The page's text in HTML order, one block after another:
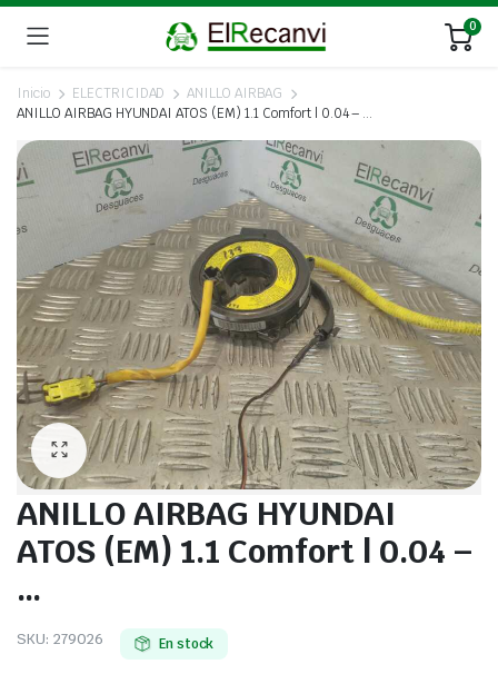
0
Inicio ELECTRICIDAD
ANILLO AIRBAG
ANILLO AIRBAG HYUNDAI ATOS (EM) 1.1 Comfort | 0.04 – …
ANILLO AIRBAG HYUNDAI
ATOS (EM) 1.1 Comfort | 0.04 –
…
SKU: 279026 En stock